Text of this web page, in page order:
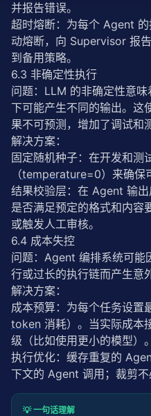
并报告错误。
超时熔断：为每个 Agent
动熔断，向 Supervisor 报
到备用策略。
6.3 非确定性执行
问题：LLM 的非确定性意
下可能产生不同的输出。这
果不可预测，增加了调试和
解决方案：
固定随机种子：在开发和测
（temperature=0）来确保
结果校验层：在 Agent 输
是否满足预定的格式和内容
或触发人工审核。
6.4 成本失控
问题：Agent 编排系统可能
行或过长的执行链而产生意
解决方案：
token 消耗）。当实际成本
级（比如使用更小的模型）。
执行优化：缓存重复的
下文的 Agent 调用；裁剪不
💡 一句话理解